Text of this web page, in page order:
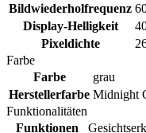
Bildwiederholfrequenz
Display-Helligkeit
Pixeldichte
Farbe
Farbe
grau
Herstellerfarbe Midnight
Funktionalitäten
Funktionen